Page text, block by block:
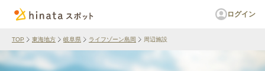
ログイン
TOP 東海地方 岐阜県 ライフゾーン島岡 周辺施設